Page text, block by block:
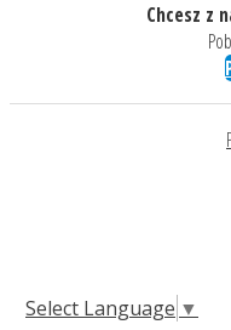
Chcesz z
Select Language ▼